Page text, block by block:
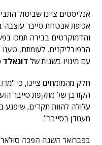
אכיפת אבטחת סייבר עוצבה
והדמוקרטים בבירה תמכו
עם מינויו בשנית של
חלק מהמומחים ציינו, כי
הקורבן של מתקפת סייבר
עלולה להוות תקדים,
מעמדן בסייבר".
בפברואר השנה הפכה